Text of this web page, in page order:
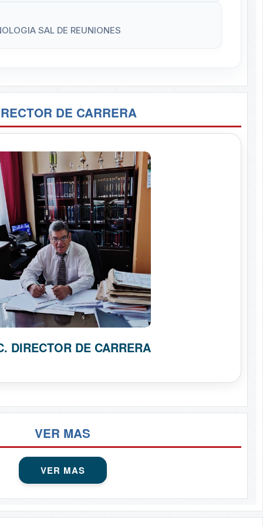
SAL DE REUNIONES
DE CARRERA
DIRECTOR DE CARRERA
VER MAS
VER MAS